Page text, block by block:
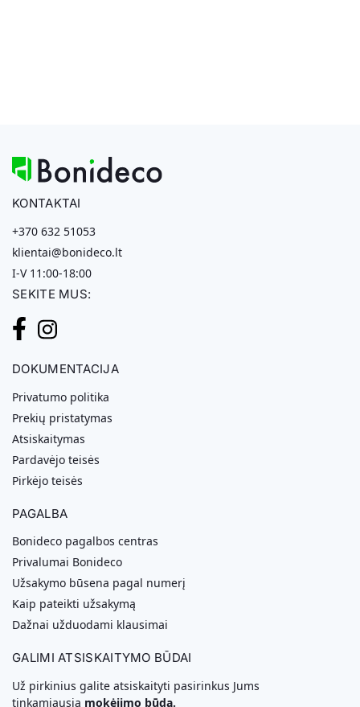
KONTAKTAI
+370 632 51053
klientai@bonideco.lt
I-V 11:00-18:00
SEKITE MUS:
DOKUMENTACIJA
Privatumo politika
Prekių pristatymas
Atsiskaitymas
Pardavėjo teisės
Pirkėjo teisės
PAGALBA
Bonideco pagalbos centras
Privalumai Bonideco
Užsakymo būsena pagal numerį
Kaip pateikti užsakymą
Dažnai užduodami klausimai
GALIMI ATSISKAITYMO BŪDAI
Už pirkinius galite atsiskaityti pasirinkus Jums
tinkamiausią mokėjimo būdą.